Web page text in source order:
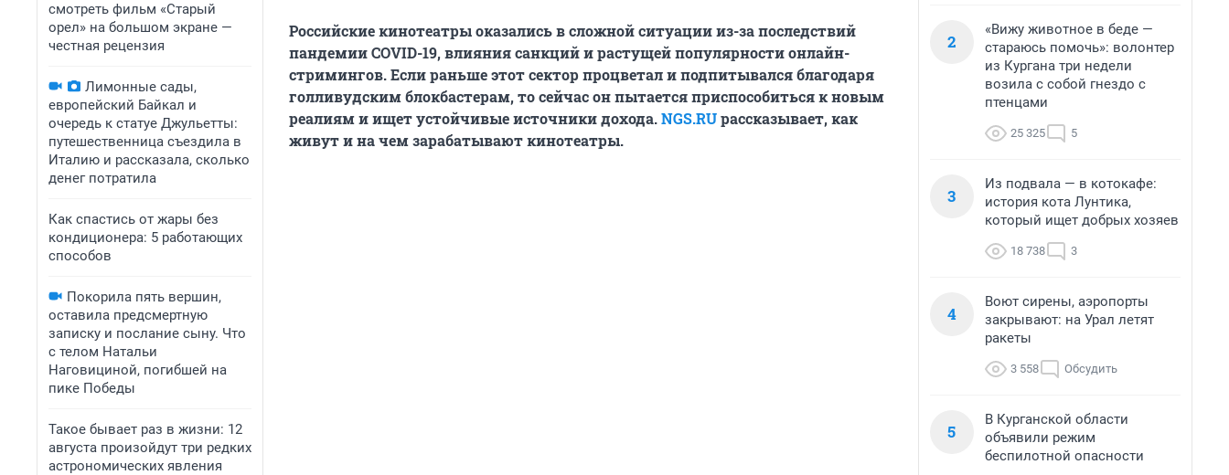
смотреть фильм «Старый
орел» на большом экране —
честная рецензия
Лимонные сады,
европейский Байкал и
очередь к статуе Джульетты:
путешественница съездила в
Италию и рассказала, сколько
денег потратила
Как спастись от жары без
кондиционера: 5 работающих
способов
Покорила пять вершин,
оставила предсмертную
записку и послание сыну. Что
с телом Натальи
Наговициной, погибшей на
пике Победы
Такое бывает раз в жизни: 12
августа произойдут три редких
астрономических явления
Российские кинотеатры оказались в сложной ситуации из-за последствий
пандемии COVID-19, влияния санкций и растущей популярности онлайн-
стримингов. Если раньше этот сектор процветал и подпитывался благодаря
голливудским блокбастерам, то сейчас он пытается приспособиться к новым
реалиям и ищет устойчивые источники дохода.NGS.RUрассказывает, как
живут и на чем зарабатывают кинотеатры.
2
«Вижу животное в беде —
стараюсь помочь»: волонтер
из Кургана три недели
возила с собой гнездо с
птенцами
25 325 5
3
Из подвала — в котокафе:
история кота Лунтика,
который ищет добрых хозяев
18 738 3
4
Воют сирены, аэропорты
закрывают: на Урал летят
ракеты
3 558 Обсудить
5
В Курганской области
объявили режим
беспилотной опасности